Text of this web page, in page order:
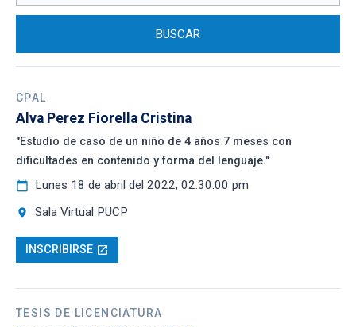
CPAL
Alva Perez Fiorella Cristina
"Estudio de caso de un niño de 4 años 7 meses con
dificultades en contenido y forma del lenguaje."
calendar_today Lunes 18 de abril del 2022, 02:30:00 pm
location_on Sala Virtual PUCP
INSCRIBIRSE open_in_new
TESIS DE LICENCIATURA